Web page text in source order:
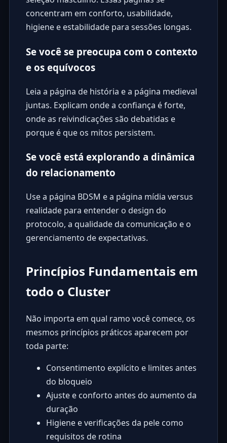
concentram em conforto, usabilidade,
higiene e estabilidade para sessões longas.
Se você se preocupa com o contexto
e os equívocos
Leia a página de história e a página medieval
juntas. Explicam onde a confiança é forte,
onde as reivindicações são debatidas e
porque é que os mitos persistem.
Se você está explorando a dinâmica
do relacionamento
Use a página BDSM e a página mídia versus
realidade para entender o design do
protocolo, a qualidade da comunicação e o
gerenciamento de expectativas.
Princípios Fundamentais em
todo o Cluster
Não importa em qual ramo você comece, os
mesmos princípios práticos aparecem por
toda parte:
Consentimento explícito e limites antes
do bloqueio
Ajuste e conforto antes do aumento da
duração
Higiene e verificações da pele como
requisitos de rotina